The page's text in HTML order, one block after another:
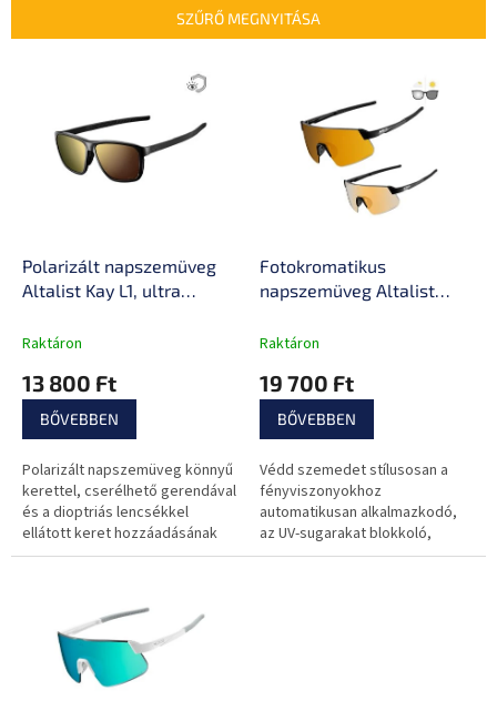
k
SZŰRŐ MEGNYITÁSA
Polarizált napszemüveg
Altalist Kay L1, ultra
látómező, karcolásgátló
Raktáron
13 800 Ft
BŐVEBBEN
Polarizált napszemüveg könnyű
kerettel, cserélhető gerendával
és a dioptriás lencsékkel
ellátott keret hozzáadásának
lehetőségével!
Fotokromatikus
napszemüveg Altalist
ütésálló, ultra könnyű
karcolásgátló kezelés
Raktáron
19 700 Ft
BŐVEBBEN
Védd szemedet stílusosan a
fényviszonyokhoz
automatikusan alkalmazkodó,
az UV-sugarakat blokkoló,
rendkívül könnyű és tartós